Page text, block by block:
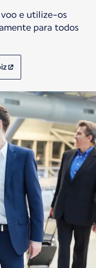
e utilize-os
para todos